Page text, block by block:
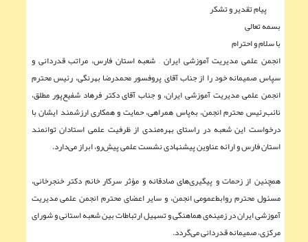
پیام تقدیر و تشکر
بسمه تعالی
با سلام و احترام
انجمن علمی مدیریت آموزشی ایران – شعبه استان فارس، مراتب قدردانی و
سپاس صمیمانه خود را از جناب آقای پروفسور محمدرضا بهرنگی، رئیس محترم
انجمن علمی مدیریت آموزشی ایران، و جناب آقای دکتر فرهاد شفیع‌پور مطلق،
نائب‌رئیس محترم انجمن، به‌پاس همراهی، حمایت و همکاری ارزشمند ایشان با
درخواست این شعبه در راستای بهره‌مندی از ظرفیت علمی استادان توانمند
استان فارس و ارائه عناوین پیشنهادی نشست علمی پیش‌ِرو، ابراز می‌دارد.
همچنین از زحمات و پیگیری‌های صادقانه و مؤثر سرکار خانم دکتر خنجرخانی،
مسئول محترم روابط‌عمومی انجمن، و سایر اعضای محترم انجمن علمی مدیریت
آموزشی ایران در زمینه‌ی هماهنگی و تسهیل ارتباطات بین شعبه استانی و شورای
مرکزی، صمیمانه قدردانی می‌گردد.